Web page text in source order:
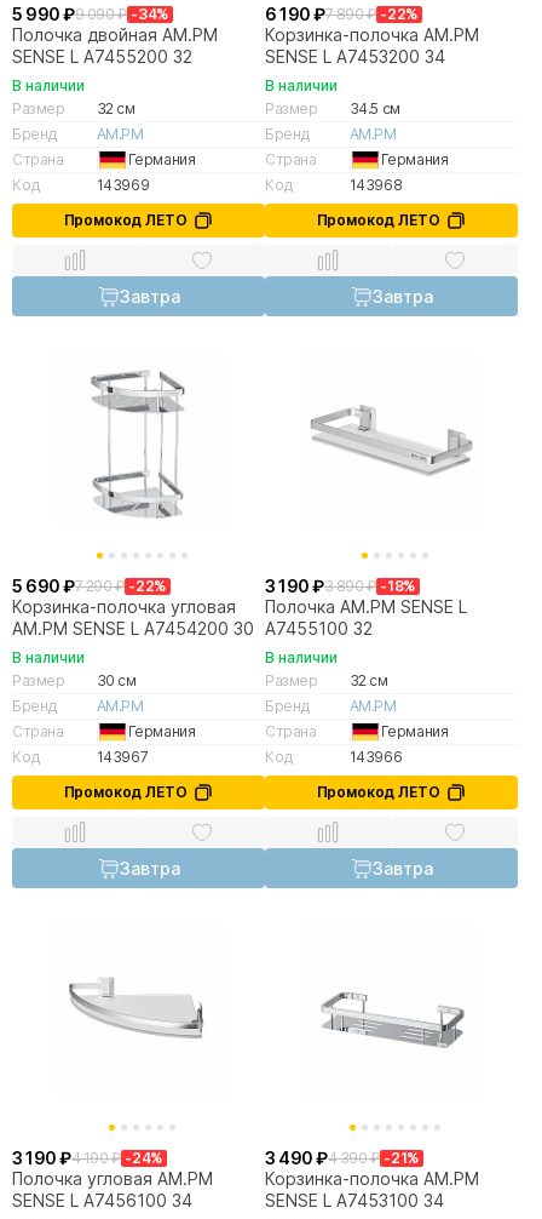
5 990 ₽9 090 ₽ -34%
Полочка двойная AM.PM
SENSE L A7455200 32
В наличии
Размер
32 см
Бренд
AM.PM
Страна
Германия
Код
143969
Промокод ЛЕТО
Завтра
6 190 ₽7 890 ₽ -22%
Корзинка-полочка AM.PM
SENSE L A7453200 34
В наличии
Размер
34.5 см
Бренд
AM.PM
Страна
Германия
Код
143968
Промокод ЛЕТО
Завтра
5 690 ₽7 290 ₽ -22%
Корзинка-полочка угловая
AM.PM SENSE L A7454200 30
В наличии
Размер
30 см
Бренд
AM.PM
Страна
Германия
Код
143967
Промокод ЛЕТО
Завтра
3 190 ₽3 890 ₽ -18%
Полочка AM.PM SENSE L
A7455100 32
В наличии
Размер
32 см
Бренд
AM.PM
Страна
Германия
Код
143966
Промокод ЛЕТО
Завтра
3 190 ₽4 190 ₽ -24%
Полочка угловая AM.PM
SENSE L A7456100 34
3 490 ₽4 390 ₽ -21%
Корзинка-полочка AM.PM
SENSE L A7453100 34